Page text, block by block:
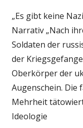
Wirtschaft
Wissenschaft
„Es gibt keine
Narrativ „Nach
Soldaten der
der
Oberkörper der
Augenschein. Die
Mehrheit
Ideologie